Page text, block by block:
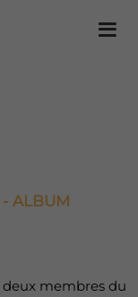
ALBUM
membres du